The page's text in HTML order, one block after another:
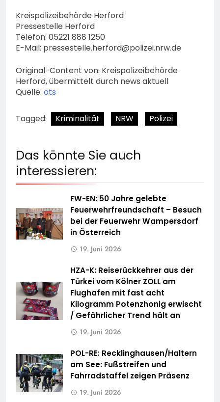
Kreispolizeibehörde Herford
Pressestelle Herford
Telefon: 05221 888 1250
E-Mail: pressestelle.herford@polizei.nrw.de
Original-Content von: Kreispolizeibehörde
Herford, übermittelt durch news aktuell
Quelle: ots
Tagged: Kriminalität NRW Polizei
Das könnte Sie auch
interessieren:
FW-EN: 50 Jahre gelebte
Feuerwehrfreundschaft – Besuch
bei der Feuerwehr Wampersdorf
in Österreich
19. Juni 2026
HZA-K: Reiserückkehrer aus der
Türkei vom Kölner ZOLL am
Flughafen mit fast acht
Kilogramm Potenzhonig erwischt
/ Gefährlicher Trend hält an
19. Juni 2026
POL-RE: Recklinghausen/Haltern
am See: Fußstreifen und
Fahrradstaffel zeigen Präsenz
19. Juni 2026